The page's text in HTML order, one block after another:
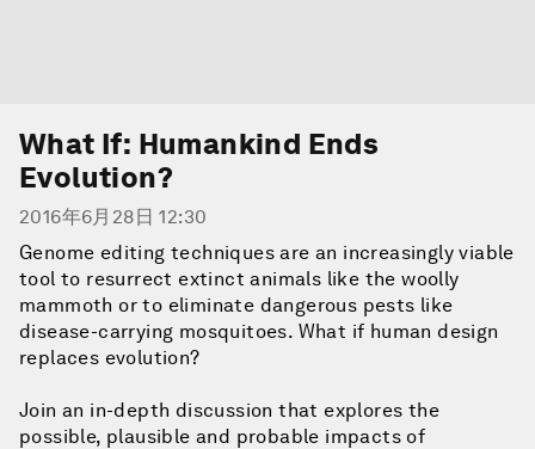
What If: Humankind Ends
Evolution?
2016年6月28日 12:30
Genome editing techniques are an increasingly viable
tool to resurrect extinct animals like the woolly
mammoth or to eliminate dangerous pests like
disease-carrying mosquitoes. What if human design
replaces evolution?
Join an in-depth discussion that explores the
possible, plausible and probable impacts of